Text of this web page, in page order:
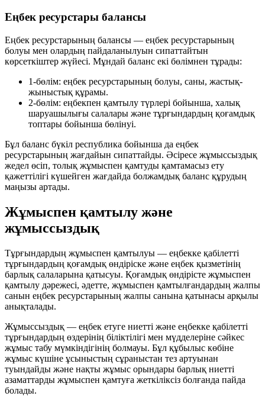
Еңбек ресурстары балансы
Еңбек ресурстарының балансы — еңбек ресурстарының
болуы мен олардың пайдаланылуын сипаттайтын
көрсеткіштер жүйесі. Мұндай баланс екі бөлімнен тұрады:
1-бөлім: еңбек ресурстарының болуы, саны, жастық-
жыныстық құрамы.
2-бөлім: еңбекпен қамтылу түрлері бойынша, халық
шаруашылығы салалары және тұрғындардың қоғамдық
топтары бойынша бөлінуі.
Бұл баланс бүкіл республика бойынша да еңбек
ресурстарының жағдайын сипаттайды. Әсіресе жұмыссыздық
жедел өсіп, толық жұмыспен қамтуды қамтамасыз ету
қажеттілігі күшейген жағдайда болжамдық баланс құрудың
маңызы артады.
Жұмыспен қамтылу және
жұмыссыздық
Тұрғындардың жұмыспен қамтылуы — еңбекке қабілетті
тұрғындардың қоғамдық өндіріске және еңбек қызметінің
барлық салаларына қатысуы. Қоғамдық өндірісте жұмыспен
қамтылу дәрежесі, әдетте, жұмыспен қамтылғандардың жалпы
санын еңбек ресурстарының жалпы санына қатынасы арқылы
анықталады.
Жұмыссыздық — еңбек етуге ниетті және еңбекке қабілетті
тұрғындардың өздерінің біліктілігі мен мүдделеріне сәйкес
жұмыс табу мүмкіндігінің болмауы. Бұл құбылыс көбіне
жұмыс күшіне ұсыныстың сұраныстан тез артуынан
туындайды және нақты жұмыс орындары барлық ниетті
азаматтарды жұмыспен қамтуға жеткіліксіз болғанда пайда
болады.